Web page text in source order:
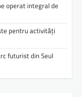
operat integral de
pentru activități
futurist din Seul